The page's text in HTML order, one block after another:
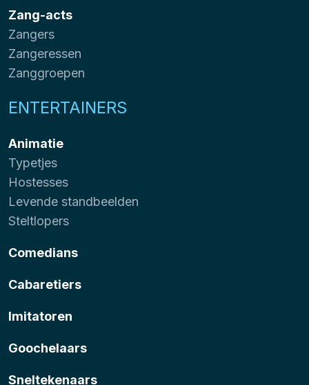
Zang-acts
Zangers
Zangeressen
Zanggroepen
ENTERTAINERS
Animatie
Typetjes
Hostesses
Levende standbeelden
Steltlopers
Comedians
Cabaretiers
Imitatoren
Goochelaars
Sneltekenaars